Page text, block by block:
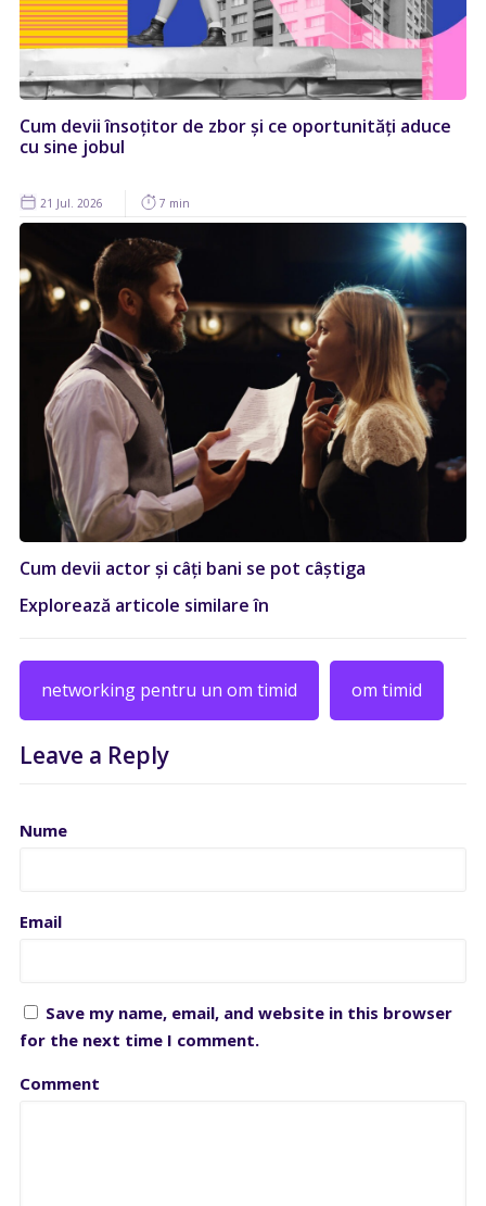
Cum devii însoțitor de zbor și ce oportunități aduce
cu sine jobul
21 Jul. 2026 7 min
Cum devii actor și câți bani se pot câștiga
Explorează articole similare în
networking pentru un om timid om timid
Leave a Reply
Nume
Email
Save my name, email, and website in this browser
for the next time I comment.
Comment